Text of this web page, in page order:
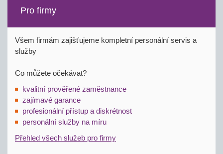
Pro firmy
Všem firmám zajišťujeme kompletní personální servis a
služby
Co můžete očekávat?
kvalitní prověřené zaměstnance
zajímavé garance
profesionální přístup a diskrétnost
personální služby na míru
Přehled všech služeb pro firmy